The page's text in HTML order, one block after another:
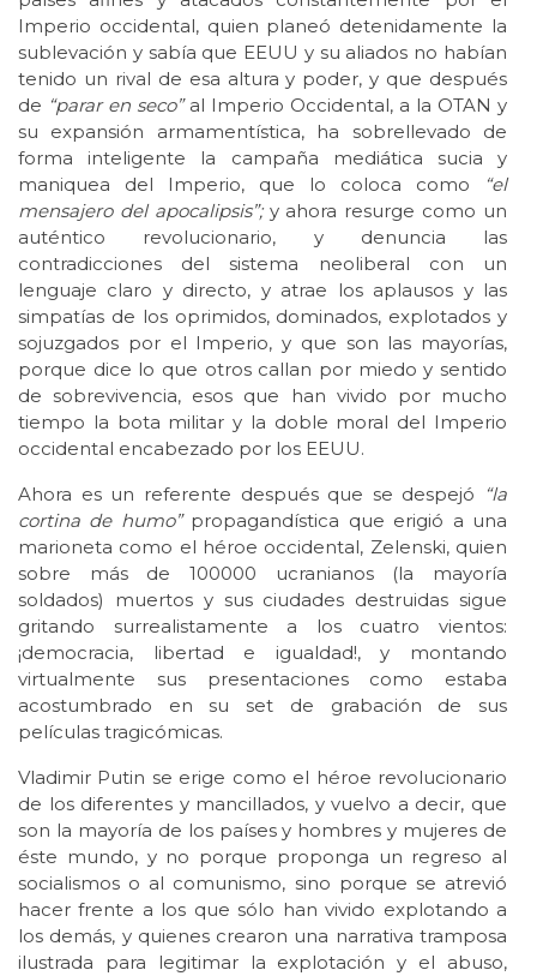
Imperio occidental, quien planeó detenidamente la
sublevación y sabía que EEUU y su aliados no habían
tenido un rival de esa altura y poder, y que después
de “parar en seco”al Imperio Occidental, a la OTAN y
su expansión armamentística, ha sobrellevado de
forma inteligente la campaña mediática sucia y
maniquea del Imperio, que lo coloca como
“el
mensajero del apocalipsis”;y ahora resurge como un
auténtico revolucionario, y denuncia las
contradicciones del sistema neoliberal con un
lenguaje claro y directo, y atrae los aplausos y las
simpatías de los oprimidos, dominados, explotados y
sojuzgados por el Imperio, y que son las mayorías,
porque dice lo que otros callan por miedo y sentido
de sobrevivencia, esos que han vivido por mucho
tiempo la bota militar y la doble moral del Imperio
occidental encabezado por los EEUU.
Ahora es un referente después que se despejó
“la
cortina de humo”propagandística que erigió a una
marioneta como el héroe occidental, Zelenski, quien
sobre más de 100000 ucranianos (la mayoría
soldados) muertos y sus ciudades destruidas sigue
gritando surrealistamente a los cuatro vientos:
¡democracia, libertad e igualdad!, y montando
virtualmente sus presentaciones como estaba
acostumbrado en su set de grabación de sus
películas tragicómicas.
Vladimir Putin se erige como el héroe revolucionario
de los diferentes y mancillados, y vuelvo a decir, que
son la mayoría de los países y hombres y mujeres de
éste mundo, y no porque proponga un regreso al
socialismos o al comunismo, sino porque se atrevió
hacer frente a los que sólo han vivido explotando a
los demás, y quienes crearon una narrativa tramposa
ilustrada para legitimar la explotación y el abuso,